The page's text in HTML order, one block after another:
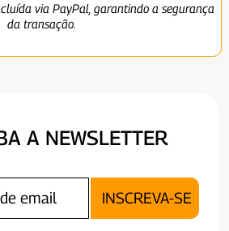
via PayPal, garantindo a segurança
da transação.
A NEWSLETTER